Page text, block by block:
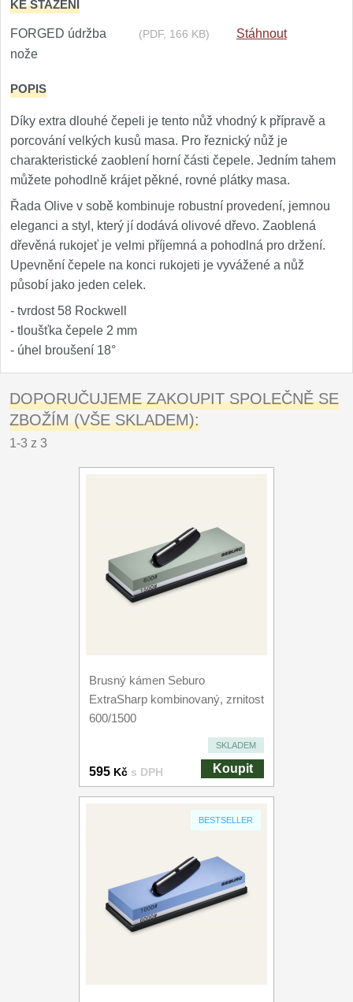
Nože Samura MO-V
Nože Samura Bamboo
Ostřiče nožů V-Sharp
Brousky na nože 12
Doplňky a díly
Doprodej 11
Dárky
KE STAŽENÍ
FORGED údržba
nože
(PDF, 166 KB) Stáhnout
POPIS
Díky extra dlouhé čepeli je tento nůž vhodný k přípravě a
porcování velkých kusů masa. Pro řeznický nůž je
charakteristické zaoblení horní části čepele. Jedním tahem
můžete pohodlně krájet pěkné, rovné plátky masa.
Řada Olive v sobě kombinuje robustní provedení, jemnou
eleganci a styl, který jí dodává olivové dřevo. Zaoblená
dřevěná rukojeť je velmi příjemná a pohodlná pro držení.
Upevnění čepele na konci rukojeti je vyvážené a nůž
působí jako jeden celek.
- tvrdost 58 Rockwell
- tloušťka čepele 2 mm
- úhel broušení 18°
DOPORUČUJEME ZAKOUPIT SPOLEČNĚ SE
ZBOŽÍM (VŠE SKLADEM):
1-3 z 3
Brusný kámen Seburo
ExtraSharp kombinovaný, zrnitost
600/1500
SKLADEM
595 Kč s DPH Koupit
BESTSELLER